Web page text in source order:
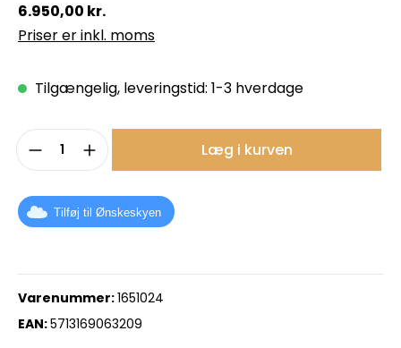
6.950,00 kr.
Priser er inkl. moms
Tilgængelig, leveringstid: 1-3 hverdage
Produktmængde: Indtast det
Læg i kurven
Tilføj til Ønskeskyen
Varenummer:1651024
EAN:5713169063209